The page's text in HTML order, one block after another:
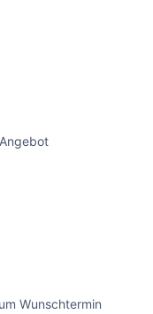
Wunschtermin